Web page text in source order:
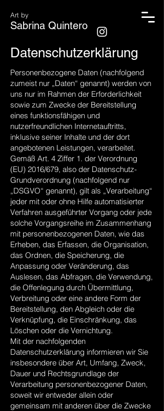
Art by
Sabrina Quintero
Datenschutzerklärung
Personenbezogene Daten (nachfolgend
zumeist nur „Daten“ genannt) werden von
uns nur im Rahmen der Erforderlichkeit
sowie zum Zwecke der Bereitstellung
eines funktionsfähigen und
nutzerfreundlichen Internetauftritts,
inklusive seiner Inhalte und der dort
angebotenen Leistungen, verarbeitet.
Gemäß Art. 4 Ziffer 1. der Verordnung
(EU) 2016/679, also der Datenschutz-
Grundverordnung (nachfolgend nur
„DSGVO“ genannt), gilt als „Verarbeitung“
jeder mit oder ohne Hilfe automatisierter
Verfahren ausgeführter Vorgang oder jede
solche Vorgangsreihe im Zusammenhang
mit personenbezogenen Daten, wie das
Erheben, das Erfassen, die Organisation,
das Ordnen, die Speicherung, die
Anpassung oder Veränderung, das
Auslesen, das Abfragen, die Verwendung,
die Offenlegung durch Übermittlung,
Verbreitung oder eine andere Form der
Bereitstellung, den Abgleich oder die
Verknüpfung, die Einschränkung, das
Löschen oder die Vernichtung.
Mit der nachfolgenden
Datenschutzerklärung informieren wir Sie
insbesondere über Art, Umfang, Zweck,
Dauer und Rechtsgrundlage der
Verarbeitung personenbezogener Daten,
soweit wir entweder allein oder
gemeinsam mit anderen über die Zwecke